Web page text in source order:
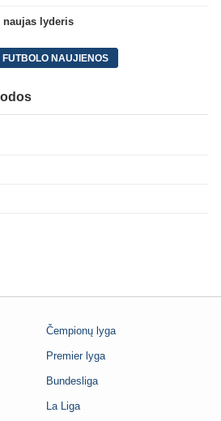
naujas lyderis
FUTBOLO NAUJIENOS
Čempionų lyga
Premier lyga
Bundesliga
La Liga